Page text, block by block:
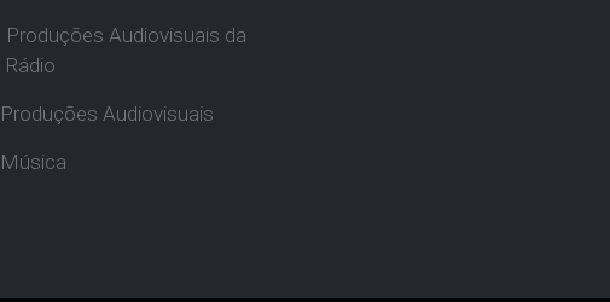
Produções Audiovisuais da
Rádio
Produções Audiovisuais
Música